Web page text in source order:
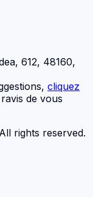
612, 48160,
cliquez
de vous
rights reserved.